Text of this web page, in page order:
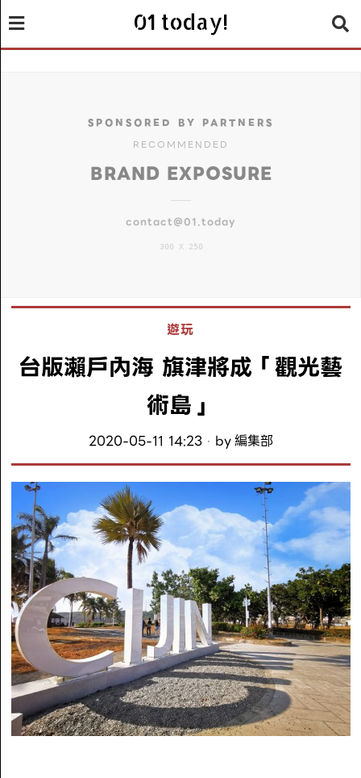
01 today!
SPONSORED BY PARTNERS
RECOMMENDED
BRAND EXPOSURE
contact@01.today
300 X 250
遊玩
台版瀨戶內海 旗津將成「觀光藝
術島」
2020-05-11 14:23 by編集部